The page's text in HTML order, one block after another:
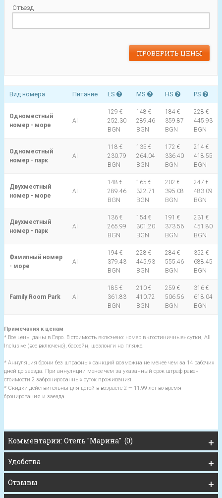
Отъезд
Вид номера Питание LS MS HS PS
Одноместный
номер - море
AI
129 €
252.30
BGN
148 €
289.46
BGN
184 €
359.87
BGN
228 €
445.93
BGN
Одноместный
номер - парк
AI
118 €
230.79
BGN
135 €
264.04
BGN
172 €
336.40
BGN
214 €
418.55
BGN
Двухместный
номер - море
AI
148 €
289.46
BGN
165 €
322.71
BGN
202 €
395.08
BGN
247 €
483.09
BGN
Двухместный
номер - парк
AI
136 €
265.99
BGN
154 €
301.20
BGN
191 €
373.56
BGN
231 €
451.80
BGN
Фамилный номер
- море
AI
194 €
379.43
BGN
228 €
445.93
BGN
284 €
555.46
BGN
352 €
688.45
BGN
Family Room Park AI
185 €
361.83
BGN
210 €
410.72
BGN
259 €
506.56
BGN
316 €
618.04
BGN
Примечания к ценам
* Все цены даны в Евро. В стоимость включено: номер в «гостиничные» сутки, All
Inclusive (все включено), бассейн, шезлонги на пляже.
* Аннуляция брони без штрафных санкций возможна не менее чем за 14 рабочих
дней до заезда. При аннуляции менее чем за указанный срок штраф равен
стоимости 2 забронированных суток проживания.
* Скидки действительны для детей в возрасте 2 — 11.99 лет во время
бронирования и заезда.
Комментарии: Отель "Марина" (0)
Удобства
Отзывы